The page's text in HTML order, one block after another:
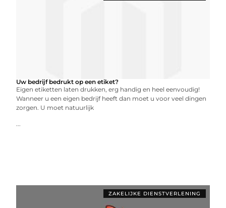
Uw bedrijf bedrukt op een etiket?
Eigen etiketten laten drukken, erg handig en heel eenvoudig!
Wanneer u een eigen bedrijf heeft dan moet u voor veel dingen
zorgen. U moet natuurlijk
...
ZAKELIJKE DIENSTVERLENING